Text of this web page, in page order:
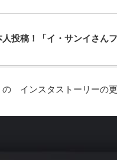
投稿！「イ・サンイさん
インスタストーリーの